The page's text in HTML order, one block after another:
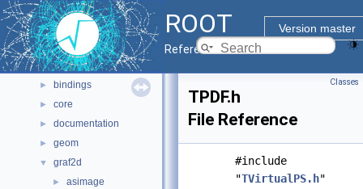
ROOT
Version master
Reference Guide
► Namespaces
► All Classes
▼ Files
▼ File List
► bindings
► core
► documentation
► geom
▼ graf2d
► asimage
Classes
TPDF.h
File Reference
#include
"TVirtualPS.h"